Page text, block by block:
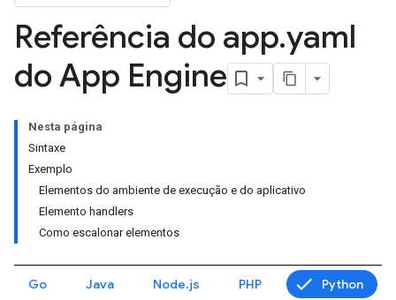
Referência do app.yaml
do App Engine
Nesta página
Sintaxe
Exemplo
Elementos do ambiente de execução e do aplicativo
Elemento handlers
Como escalonar elementos
Go Java Node.js PHP
Python